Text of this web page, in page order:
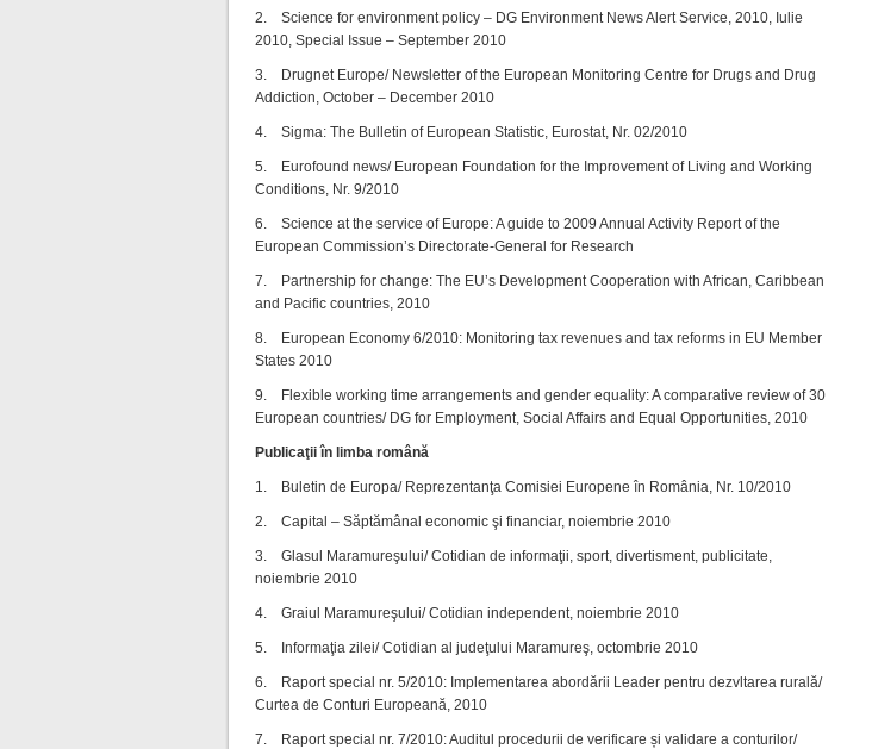
2. Science for environment policy – DG Environment News Alert Service, 2010, Iulie
2010, Special Issue – September 2010
3. Drugnet Europe/ Newsletter of the European Monitoring Centre for Drugs and Drug
Addiction, October – December 2010
4. Sigma: The Bulletin of European Statistic, Eurostat, Nr. 02/2010
5. Eurofound news/ European Foundation for the Improvement of Living and Working
Conditions, Nr. 9/2010
6. Science at the service of Europe: A guide to 2009 Annual Activity Report of the
European Commission’s Directorate-General for Research
7. Partnership for change: The EU’s Development Cooperation with African, Caribbean
and Pacific countries, 2010
8. European Economy 6/2010: Monitoring tax revenues and tax reforms in EU Member
States 2010
9. Flexible working time arrangements and gender equality: A comparative review of 30
European countries/ DG for Employment, Social Affairs and Equal Opportunities, 2010
Publicaţii în limba română
1. Buletin de Europa/ Reprezentanţa Comisiei Europene în România, Nr. 10/2010
2. Capital – Săptămânal economic şi financiar, noiembrie 2010
3. Glasul Maramureşului/ Cotidian de informaţii, sport, divertisment, publicitate,
noiembrie 2010
4. Graiul Maramureşului/ Cotidian independent, noiembrie 2010
5. Informaţia zilei/ Cotidian al judeţului Maramureş, octombrie 2010
6. Raport special nr. 5/2010: Implementarea abordării Leader pentru dezvltarea rurală/
Curtea de Conturi Europeană, 2010
7. Raport special nr. 7/2010: Auditul procedurii de verificare și validare a conturilor/